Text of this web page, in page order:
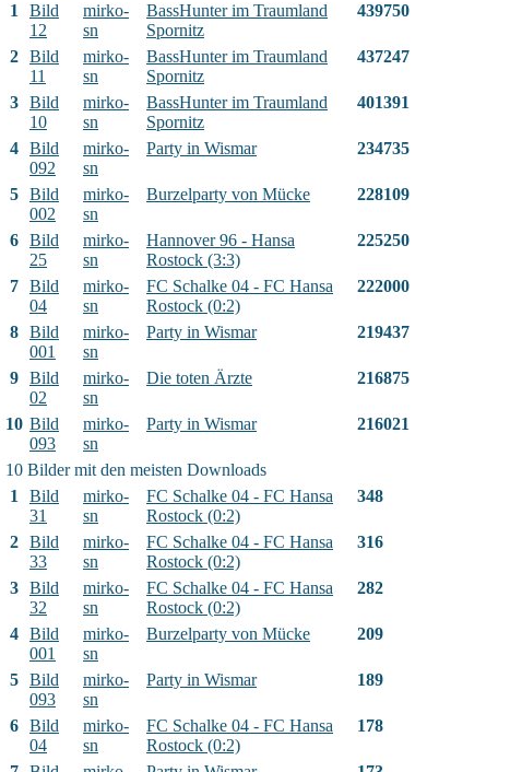
1
Bild
12
mirko-
sn
BassHunter im Traumland
Spornitz
439750
2 Bild
11
mirko-
sn
BassHunter im Traumland
Spornitz
437247
3 Bild
10
mirko-
sn
BassHunter im Traumland
Spornitz
401391
4 Bild
092
mirko-
sn
Party in Wismar 234735
5 Bild
002
mirko-
sn
Burzelparty von Mücke 228109
6 Bild
25
mirko-
sn
Hannover 96 - Hansa
Rostock (3:3)
225250
7 Bild
04
mirko-
sn
FC Schalke 04 - FC Hansa
Rostock (0:2)
222000
8 Bild
001
mirko-
sn
Party in Wismar 219437
9 Bild
02
mirko-
sn
Die toten Ärzte 216875
10 Bild
093
mirko-
sn
Party in Wismar 216021
10 Bilder mit den meisten Downloads
1
Bild
31
mirko-
sn
FC Schalke 04 - FC Hansa
Rostock (0:2)
348
2 Bild
33
mirko-
sn
FC Schalke 04 - FC Hansa
Rostock (0:2)
316
3 Bild
32
mirko-
sn
FC Schalke 04 - FC Hansa
Rostock (0:2)
282
4 Bild
001
mirko-
sn
Burzelparty von Mücke 209
5 Bild
093
mirko-
sn
Party in Wismar 189
6 Bild
04
mirko-
sn
FC Schalke 04 - FC Hansa
Rostock (0:2)
178